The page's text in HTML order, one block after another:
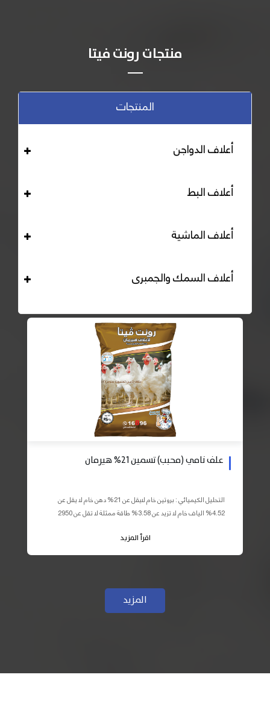
منتجات رونت فيتا
المنتجات
أعلاف الدواجن
أعلاف البط
أعلاف الماشية
أعلاف السمك والجمبرى
علف نامي (محبب) تسمين 21% هيرمان
التحليل الكيميائي : بروتين خام لايقل عن 21% دهن خام لا يقل عن
4.52% الياف خام لا تزيد عن 3.58% طاقة ممثلة لا تقل عن 2950
اقرأ المزيد
المزيد